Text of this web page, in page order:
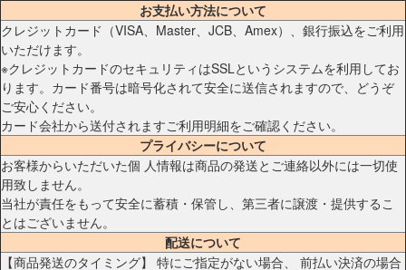
お支払い方法について
クレジットカード（VISA、Master、JCB、Amex）、銀行振込をご利用
いただけます。
※クレジットカードのセキュリティはSSLというシステムを利用してお
ります。カード番号は暗号化されて安全に送信されますので、どうぞ
ご安心ください。
カード会社から送付されますご利用明細をご確認ください。
プライバシーについて
お客様からいただいた個 人情報は商品の発送とご連絡以外には一切使
用致しません。
当社が責任をもって安全に蓄積・保管し、第三者に譲渡・提供するこ
とはございません。
配送について
【商品発送のタイミング】 特にご指定がない場合、 前払い決済の場合